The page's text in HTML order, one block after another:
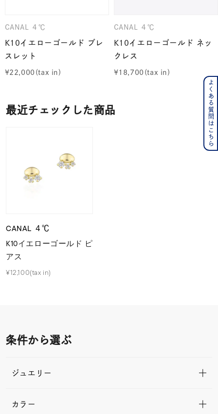
CANAL ４℃
K10イエローゴールド ブレ
スレット
¥22,000
CANAL ４℃
K10イエローゴールド ネッ
クレス
¥18,700
最近チェックした商品
CANAL ４℃
K10イエローゴールド ピ
アス
¥12,100(tax in)
条件から選ぶ
ジュエリー
カラー
よくある質問はこちら